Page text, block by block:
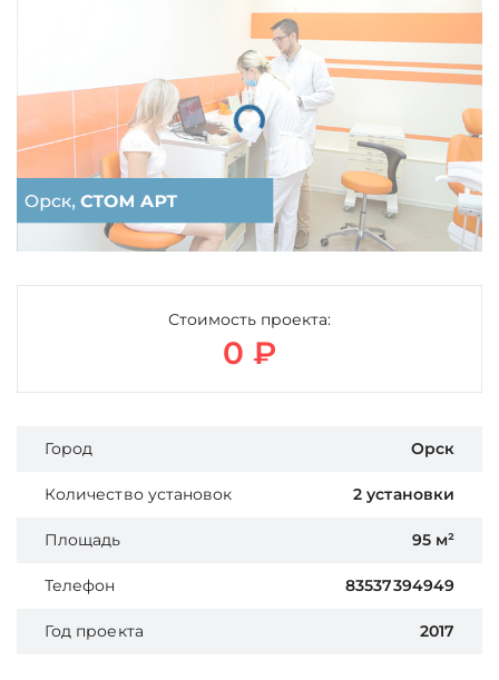
Загрузка...
Стоимость проекта:
0 ₽
Город Орск
Количество установок 2 установки
Площадь 95 м²
Телефон 83537394949
Год проекта 2017